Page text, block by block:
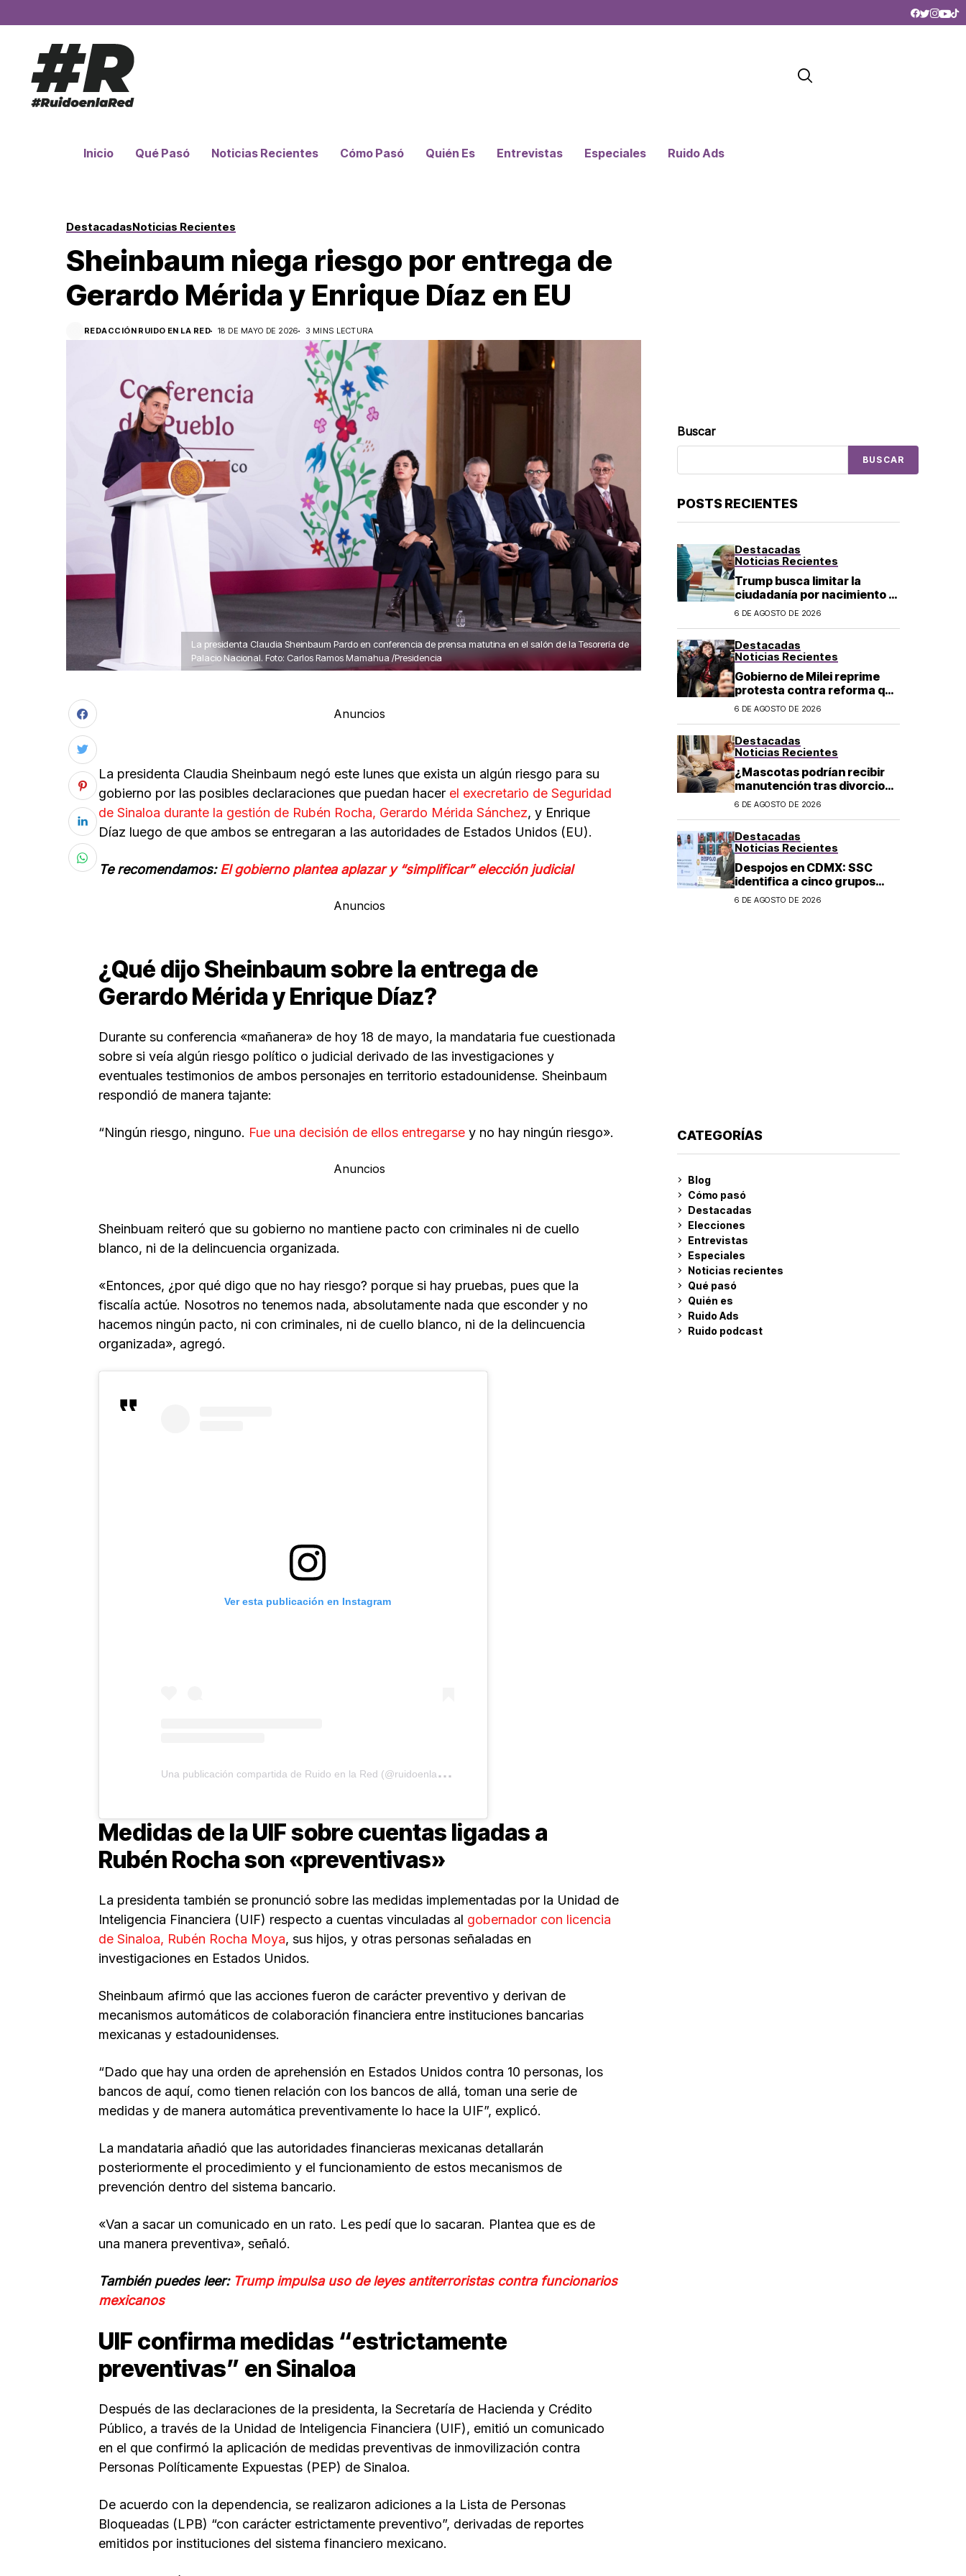
Inicio Qué Pasó Noticias Recientes Cómo Pasó Quién Es Entrevistas Especiales Ruido Ads
DestacadasNoticias Recientes
Sheinbaum niega riesgo por entrega de
Gerardo Mérida y Enrique Díaz en EU
REDACCIÓN RUIDO EN LA RED 18 DE MAYO DE 2026 3 MINS LECTURA
La presidenta Claudia Sheinbaum Pardo en conferencia de prensa matutina en el salón de la Tesorería de
Palacio Nacional. Foto: Carlos Ramos Mamahua /Presidencia
Anuncios
La presidenta Claudia Sheinbaum negó este lunes que exista un algún riesgo para su
gobierno por las posibles declaraciones que puedan hacer el execretario de Seguridad
de Sinaloa durante la gestión de Rubén Rocha, Gerardo Mérida Sánchez, y Enrique
Díaz luego de que ambos se entregaran a las autoridades de Estados Unidos (EU).
Te recomendamos:El gobierno plantea aplazar y “simplificar” elección judicial
Anuncios
¿Qué dijo Sheinbaum sobre la entrega de
Gerardo Mérida y Enrique Díaz?
Durante su conferencia «mañanera» de hoy 18 de mayo, la mandataria fue cuestionada
sobre si veía algún riesgo político o judicial derivado de las investigaciones y
eventuales testimonios de ambos personajes en territorio estadounidense. Sheinbaum
respondió de manera tajante:
“Ningún riesgo, ninguno. Fue una decisión de ellos entregarse y no hay ningún riesgo».
Anuncios
Sheinbuam reiteró que su gobierno no mantiene pacto con criminales ni de cuello
blanco, ni de la delincuencia organizada.
«Entonces, ¿por qué digo que no hay riesgo? porque si hay pruebas, pues que la
fiscalía actúe. Nosotros no tenemos nada, absolutamente nada que esconder y no
hacemos ningún pacto, ni con criminales, ni de cuello blanco, ni de la delincuencia
organizada», agregó.
Ver esta publicación en Instagram
U
na publicación compartida de Ruido en la Red (@ruidoenlared)
Medidas de la UIF sobre cuentas ligadas a
Rubén Rocha son «preventivas»
La presidenta también se pronunció sobre las medidas implementadas por la Unidad de
Inteligencia Financiera (UIF) respecto a cuentas vinculadas al gobernador con licencia
de Sinaloa, Rubén Rocha Moya, sus hijos, y otras personas señaladas en
investigaciones en Estados Unidos.
Sheinbaum afirmó que las acciones fueron de carácter preventivo y derivan de
mecanismos automáticos de colaboración financiera entre instituciones bancarias
mexicanas y estadounidenses.
“Dado que hay una orden de aprehensión en Estados Unidos contra 10 personas, los
bancos de aquí, como tienen relación con los bancos de allá, toman una serie de
medidas y de manera automática preventivamente lo hace la UIF”, explicó.
La mandataria añadió que las autoridades financieras mexicanas detallarán
posteriormente el procedimiento y el funcionamiento de estos mecanismos de
prevención dentro del sistema bancario.
«Van a sacar un comunicado en un rato. Les pedí que lo sacaran. Plantea que es de
una manera preventiva», señaló.
También puedes leer: Trump impulsa uso de leyes antiterroristas contra funcionarios
mexicanos
UIF confirma medidas “estrictamente
preventivas” en Sinaloa
Después de las declaraciones de la presidenta, la Secretaría de Hacienda y Crédito
Público, a través de la Unidad de Inteligencia Financiera (UIF), emitió un comunicado
en el que confirmó la aplicación de medidas preventivas de inmovilización contra
Personas Políticamente Expuestas (PEP) de Sinaloa.
De acuerdo con la dependencia, se realizaron adiciones a la Lista de Personas
Bloqueadas (LPB) “con carácter estrictamente preventivo”, derivadas de reportes
emitidos por instituciones del sistema financiero mexicano.
Buscar
BUSCAR
POSTS RECIENTES
Destacadas
Noticias Recientes
Trump busca limitar la
ciudadanía por nacimiento y
el «turismo de parto» en EU;
6 DE AGOSTO DE 2026
Destacadas
Noticias Recientes
Gobierno de Milei reprime
protesta contra reforma que
permite la venta de tierra a
6 DE AGOSTO DE 2026
Destacadas
Noticias Recientes
¿Mascotas podrían recibir
manutención tras divorcio
de sus dueños en CDMX?
6 DE AGOSTO DE 2026
Destacadas
Noticias Recientes
Despojos en CDMX: SSC
identifica a cinco grupos
criminales vinculados a este
6 DE AGOSTO DE 2026
CATEGORÍAS
Blog
Cómo pasó
Destacadas
Elecciones
Entrevistas
Especiales
Noticias recientes
Qué pasó
Quién es
Ruido Ads
Ruido podcast